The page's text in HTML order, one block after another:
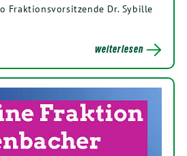
Fraktionsvorsitzende Dr. Sybille
weiterlesen